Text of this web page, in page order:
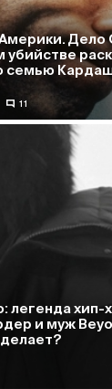
Дело
семью
11
легенда хип-
и муж